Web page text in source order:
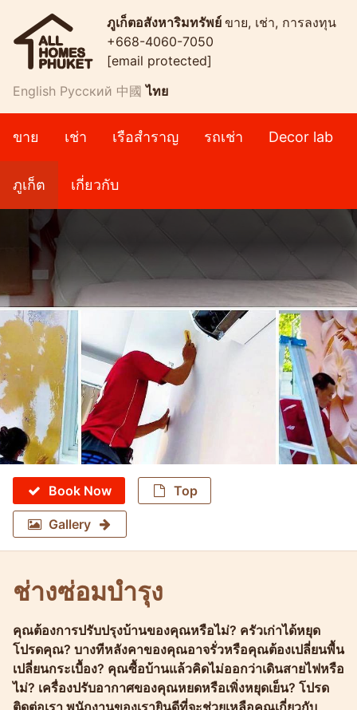
ภูเก็ตอสังหาริมทรัพย์ ขาย, เช่า, การลงทุน
+668-4060-7050
[email protected]
English Русский 中國 ไทย
ขาย เช่า เรือสำราญ รถเช่า Decor lab
ภูเก็ต เกี่ยวกับ
Book Now Top
Gallery
ช่างซ่อมบำรุง
Molokophuket
คุณต้องการปรับปรุงบ้านของคุณหรือไม่? ครัวเก่าได้หยุด
โปรดคุณ? บางทีหลังคาของคุณอาจรั่วหรือคุณต้องเปลี่ยนพื้น
เปลี่ยนกระเบื้อง? คุณซื้อบ้านแล้วคิดไม่ออกว่าเดินสายไฟหรือ
ไม่? เครื่องปรับอากาศของคุณหยดหรือเพิ่งหยุดเย็น? โปรด
ติดต่อเรา พนักงานของเรายินดีที่จะช่วยเหลือคุณเกี่ยวกับ